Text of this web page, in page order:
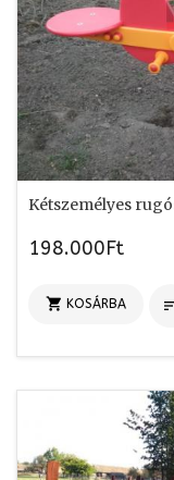
Kétszemélyes
198.000Ft
 KOSÁRBA